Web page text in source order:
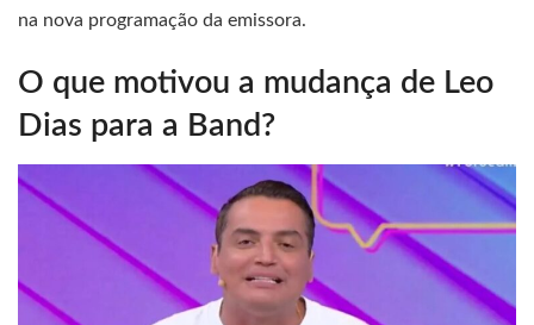
na nova programação da emissora.
O que motivou a mudança de Leo
Dias para a Band?